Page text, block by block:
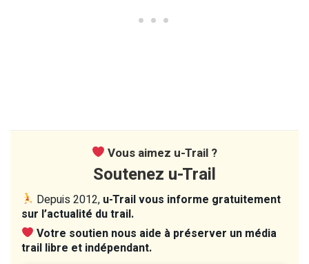
Vous aimez u-Trail ?
Soutenez u-Trail
Depuis 2012, u-Trail vous informe gratuitement
sur l’actualité du trail.
Votre soutien nous aide à préserver un média
trail libre et indépendant.